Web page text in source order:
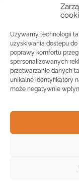
Używamy technologii
uzyskiwania dostępu
poprawy komfortu
spersonalizowanych
przetwarzanie danych
unikalne identyfikatory
może negatywnie
Przedszkole
odzwierciedla
Świerklańcu często
kulturalnymi i
ciekawych
Dzięki temu dzieci
zainteresowań w
Placówkowo,
możliwości, jest
podjęcie
przedszkolna jest
rodzice mogą
odpowiada
placówki nigdy nie